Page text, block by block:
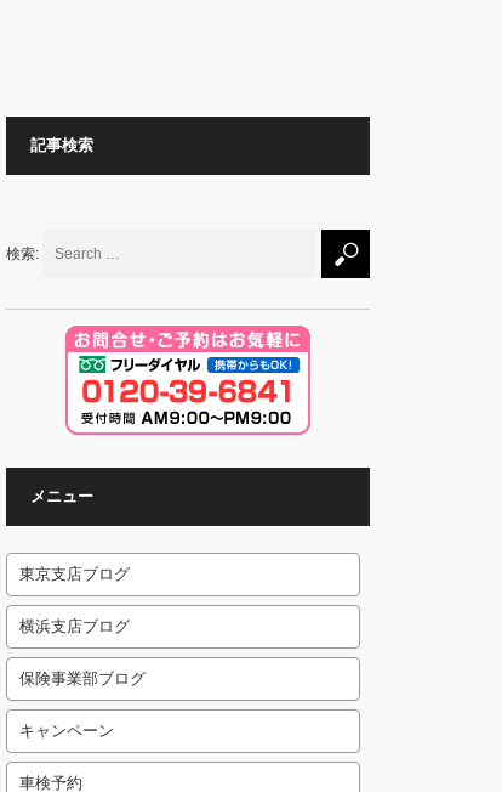
記事検索
検索:
メニュー
東京支店ブログ
横浜支店ブログ
保険事業部ブログ
キャンペーン
車検予約